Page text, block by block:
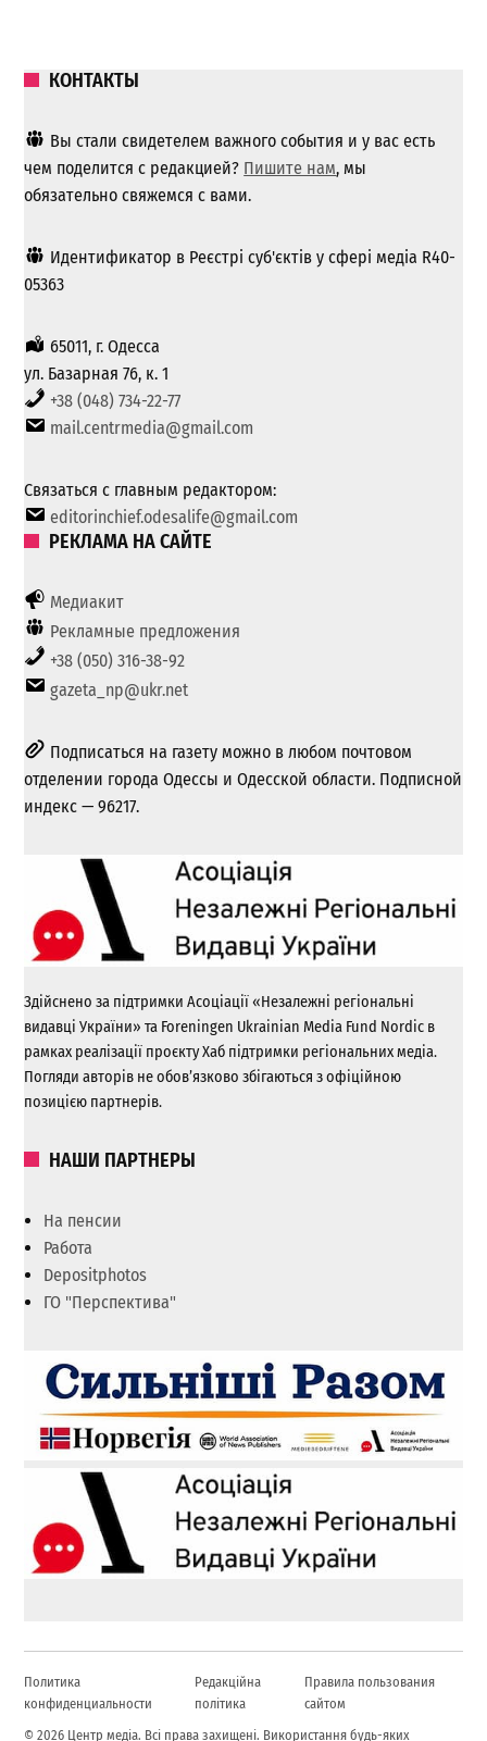
КОНТАКТЫ
Вы стали свидетелем важного события и у вас есть
чем поделится с редакцией? Пишите нам, мы
обязательно свяжемся с вами.
Идентификатор в Реєстрі суб'єктів у сфері медіа R40-
05363
65011, г. Одесса
ул. Базарная 76, к. 1
+38 (048) 734-22-77
mail.centrmedia@gmail.com
Связаться с главным редактором:
editorinchief.odesalife@gmail.com
РЕКЛАМА НА САЙТЕ
Медиакит
Рекламные предложения
+38 (050) 316-38-92
gazeta_np@ukr.net
Подписаться на газету можно в любом почтовом
отделении города Одессы и Одесской области. Подписной
индекс — 96217.
Здійснено за підтримки Асоціації «Незалежні регіональні
видавці України» та Foreningen Ukrainian Media Fund Nordic в
рамках реалізації проєкту Хаб підтримки регіональних медіа.
Погляди авторів не обов’язково збігаються з офіційною
позицією партнерів.
НАШИ ПАРТНЕРЫ
На пенсии
Работа
Depositphotos
ГО "Перспектива"
Политика
конфиденциальности
Редакційна
політика
Правила пользования
сайтом
© 2026 Центр медіа. Всі права захищені. Використання будь-яких